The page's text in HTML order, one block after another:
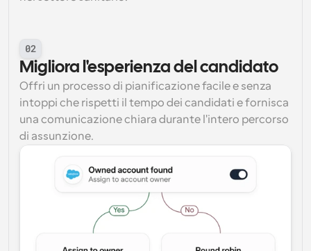
02
Migliora l'esperienza del candidato
Offri un processo di pianificazione facile e senza
intoppi che rispetti il tempo dei candidati e fornisca
una comunicazione chiara durante l'intero percorso
di assunzione.